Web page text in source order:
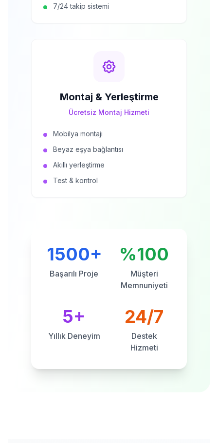
7/24 takip sistemi
Montaj & Yerleştirme
Ücretsiz Montaj Hizmeti
Mobilya montajı
Beyaz eşya bağlantısı
Akıllı yerleştirme
Test & kontrol
1500+
Başarılı Proje
%100
Müşteri
Memnuniyeti
5+
Yıllık Deneyim
24/7
Destek
Hizmeti